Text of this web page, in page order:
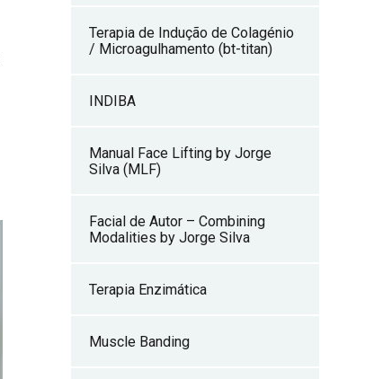
Terapia de Indução de Colagénio
/ Microagulhamento (bt-titan)
INDIBA
Manual Face Lifting by Jorge
Silva (MLF)
Facial de Autor – Combining
Modalities by Jorge Silva
Terapia Enzimática
Muscle Banding